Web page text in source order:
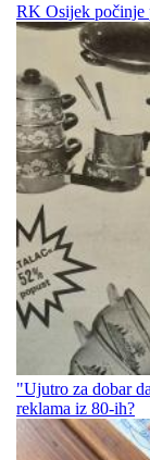
RK Osijek počinje
"Ujutro za dobar
reklama iz 80-ih?